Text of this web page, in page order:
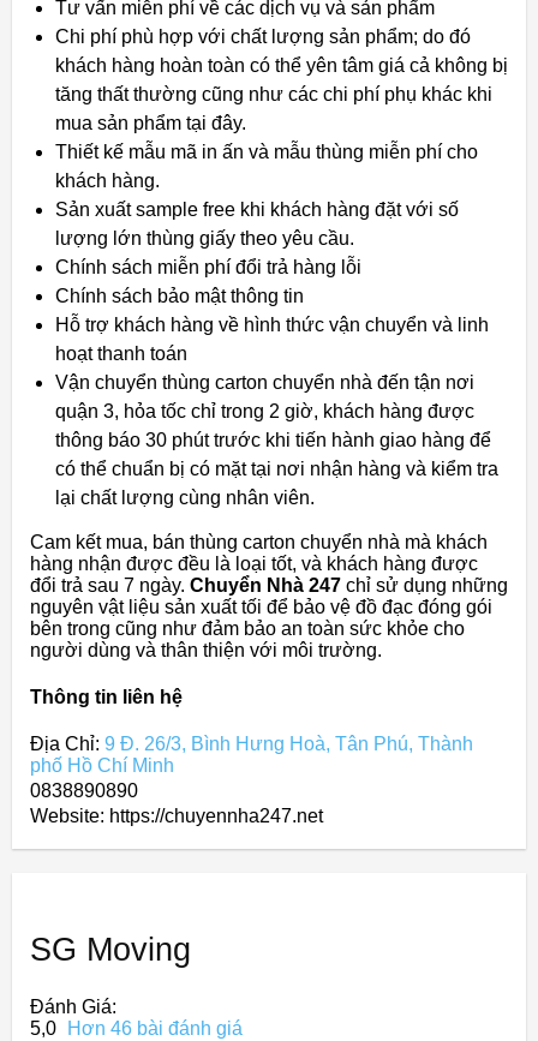
Tư vấn miễn phí về các dịch vụ và sản phẩm
Chi phí phù hợp với chất lượng sản phẩm; do đó
khách hàng hoàn toàn có thể yên tâm giá cả không bị
tăng thất thường cũng như các chi phí phụ khác khi
mua sản phẩm tại đây.
Thiết kế mẫu mã in ấn và mẫu thùng miễn phí cho
khách hàng.
Sản xuất sample free khi khách hàng đặt với số
lượng lớn thùng giấy theo yêu cầu.
Chính sách miễn phí đổi trả hàng lỗi
Chính sách bảo mật thông tin
Hỗ trợ khách hàng về hình thức vận chuyển và linh
hoạt thanh toán
Vận chuyển thùng carton chuyển nhà đến tận nơi
quận 3, hỏa tốc chỉ trong 2 giờ, khách hàng được
thông báo 30 phút trước khi tiến hành giao hàng để
có thể chuẩn bị có mặt tại nơi nhận hàng và kiểm tra
lại chất lượng cùng nhân viên.
Cam kết mua, bán thùng carton chuyển nhà mà khách
hàng nhận được đều là loại tốt, và khách hàng được
đổi trả sau 7 ngày. Chuyển Nhà 247 chỉ sử dụng những
nguyên vật liệu sản xuất tối để bảo vệ đồ đạc đóng gói
bên trong cũng như đảm bảo an toàn sức khỏe cho
người dùng và thân thiện với môi trường.
Thông tin liên hệ
Địa Chỉ: 9 Đ. 26/3, Bình Hưng Hoà, Tân Phú, Thành
phố Hồ Chí Minh
0838890890
Website: https://chuyennha247.net
SG Moving
Đánh Giá:
5,0
Hơn 46 bài đánh giá